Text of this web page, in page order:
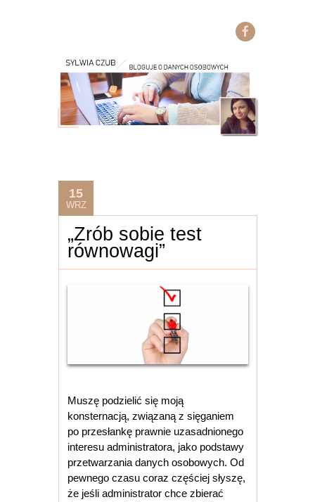
15
WRZ
„Zrób sobie test
równowagi”
Muszę podzielić się moją
konsternacją, związaną z sięganiem
po przesłankę prawnie uzasadnionego
interesu administratora, jako podstawy
przetwarzania danych osobowych. Od
pewnego czasu coraz częściej słyszę,
że jeśli administrator chce zbierać